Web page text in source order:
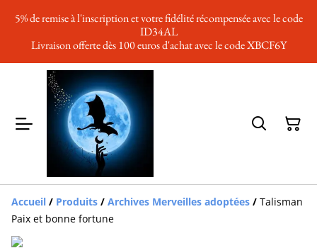
5% de remise à l'inscription et votre fidélité récompensée avec le code
ID34AL
Livraison offerte dès 100 euros d'achat avec le code XBCF6Y
Accueil / Produits / Archives Merveilles adoptées / Talisman
Paix et bonne fortune